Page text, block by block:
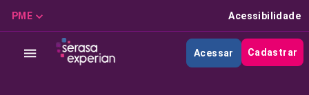
PME Acessibilidade
Acessar Cadastrar